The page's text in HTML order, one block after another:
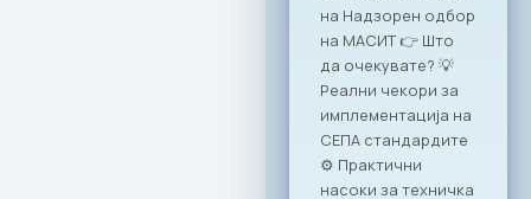
Потпишувањето
беше дел од
годишната
конференција на
Министерството за
финансии, која
оваа година се
одржа под